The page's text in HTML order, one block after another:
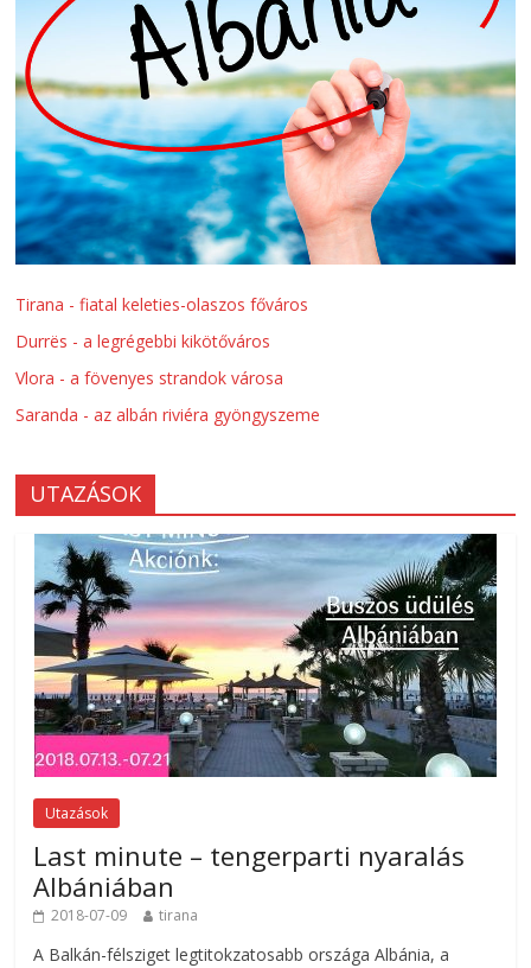
Tirana - fiatal keleties-olaszos főváros
Durrës - a legrégebbi kikötőváros
Vlora - a fövenyes strandok városa
Saranda - az albán riviéra gyöngyszeme
UTAZÁSOK
Utazások
Last minute – tengerparti nyaralás
Albániában
2018-07-09 tirana
A Balkán-félsziget legtitokzatosabb országa Albánia, a